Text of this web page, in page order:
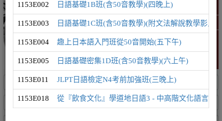
日語學習地圖
精選課程 (此為彈跳視窗)
1153E002 日語基礎1B班(含50音教學)(四晚上)
1153E003 日語基礎1C班(含50音教學)(附文法解說教學影片
1153E004 趣上日本語入門班從50音開始(五下午)
1153E005 日語基礎密集1D班(含50音教學)(六上午)
1153E011 JLPT日語檢定N4考前加強班(三晚上)
1153E018 從『飲食文化』學道地日語3 - 中高階文化語言課(